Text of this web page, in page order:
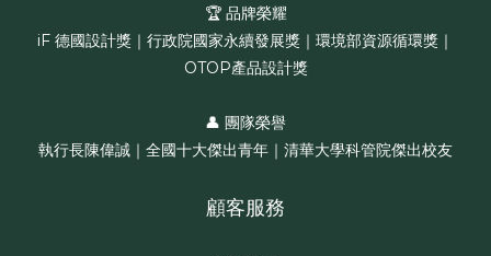
🏆 品牌榮耀
iF 德國設計獎｜行政院國家永續發展獎｜環境部資源循環獎｜
OTOP產品設計獎
👤 團隊榮譽
執行長陳偉誠｜全國十大傑出青年｜清華大學科管院傑出校友
顧客服務